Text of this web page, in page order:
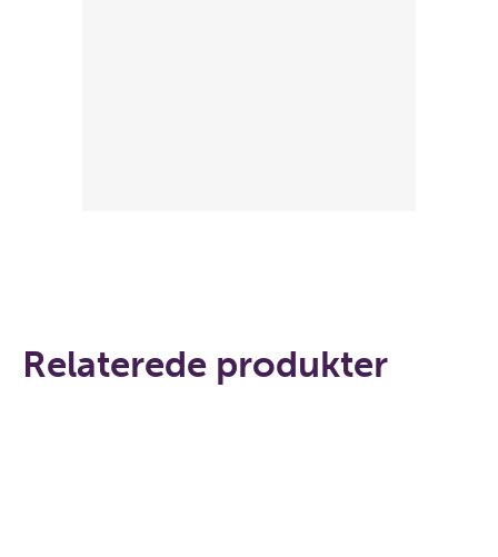
Relaterede produkter